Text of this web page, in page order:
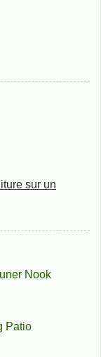
sur un
Nook
Patio